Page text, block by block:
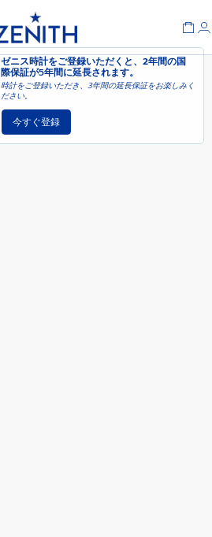
ゼニス時計をご登録いただくと、2年間の国
際保証が5年間に延長されます。
時計をご登録いただき、3年間の延長保証をお楽しみく
ださい。
今すぐ登録
カートに追加